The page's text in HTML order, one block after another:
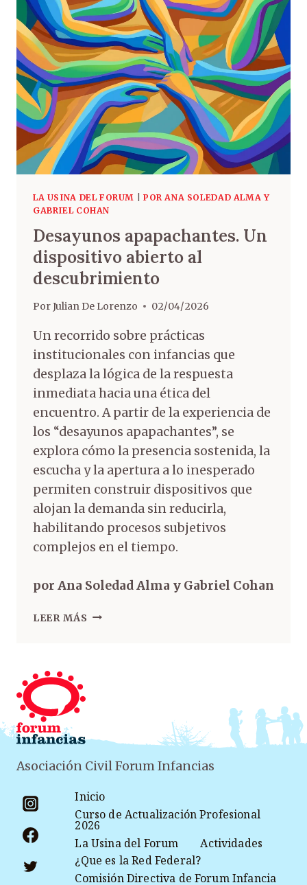
LA USINA DEL FORUM
POR ANA SOLEDAD ALMA Y
GABRIEL COHAN
Desayunos apapachantes. Un
dispositivo abierto al
descubrimiento
PorJulian De Lorenzo 02/04/2026
Un recorrido sobre prácticas
institucionales con infancias que
desplaza la lógica de la respuesta
inmediata hacia una ética del
encuentro. A partir de la experiencia de
los “desayunos apapachantes”, se
explora cómo la presencia sostenida, la
escucha y la apertura a lo inesperado
permiten construir dispositivos que
alojan la demanda sin reducirla,
habilitando procesos subjetivos
complejos en el tiempo.
por Ana Soledad Alma y Gabriel Cohan
LEER MÁS
Asociación Civil Forum Infancias
Inicio
Curso de Actualización Profesional
2026
La Usina del Forum
Actividades
¿Que es la Red Federal?
Comisión Directiva de Forum Infancia